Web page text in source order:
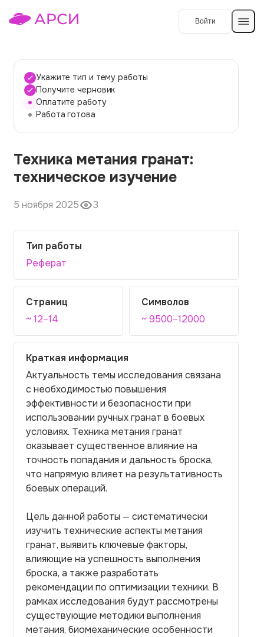
Войти
Темы работ
О сервисе
О компании
Наши гарантии
Порядок оплаты
Вопросы и ответы
Отзывы
Контакты
Укажите тип и тему работы
Получите черновик
Оплатите работу
Работа готова
Техника метания гранат:
техническое изучение
5 ноября 2025 3
Тип работы
Реферат
Страниц
~ 12–14
Символов
~ 9500–12000
Краткая информация
Актуальность темы исследования связана
с необходимостью повышения
эффективности и безопасности при
использовании ручных гранат в боевых
условиях. Техника метания гранат
оказывает существенное влияние на
точность попадания и дальность броска,
что напрямую влияет на результативность
боевых операций.
Цель данной работы — систематически
изучить технические аспекты метания
гранат, выявить ключевые факторы,
влияющие на успешность выполнения
броска, а также разработать
рекомендации по оптимизации техники. В
рамках исследования будут рассмотрены
существующие методики выполнения
метания, биомеханические особенности